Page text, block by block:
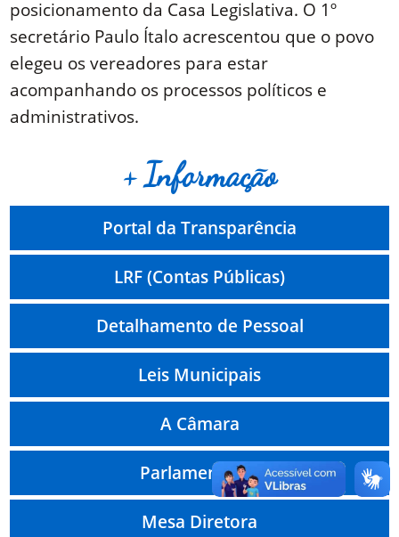
posicionamento da Casa Legislativa. O 1º
secretário Paulo Ítalo acrescentou que o povo
elegeu os vereadores para estar
acompanhando os processos políticos e
administrativos.
+ Informação
Portal da Transparência
LRF (Contas Públicas)
Detalhamento de Pessoal
Leis Municipais
A Câmara
Parlamentares
Mesa Diretora